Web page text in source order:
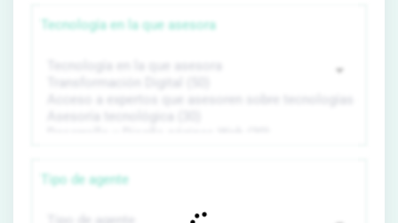
Tecnología en la que asesora
Tipo de agente